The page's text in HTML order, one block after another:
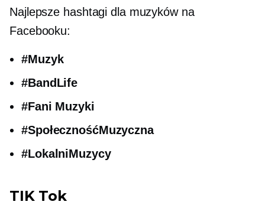
Najlepsze hashtagi dla muzyków na
Facebooku:
#Muzyk
#BandLife
#Fani Muzyki
#SpołecznośćMuzyczna
#LokalniMuzycy
TIK Tok